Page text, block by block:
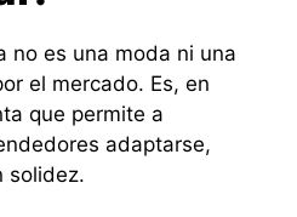
no es una moda ni una
el mercado. Es, en
que permite a
adaptarse,
solidez.